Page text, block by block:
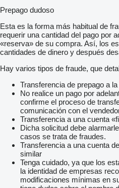
Prepago dudoso
Esta es la forma más habitual de
requerir una cantidad del pago por
«reserva» de su compra. Así, los
cantidades de dinero y después
Hay varios tipos de fraude, que
Transferencia de prepago a
No realice un pago por
confirme el proceso de
comunicación con el
Transferencia a una cuenta
Dicha solicitud debe
casos se trata de fraudes.
Transferencia a una cuenta
similar
Tenga cuidado, ya que los
la identidad de empresas
modificaciones mínimas en